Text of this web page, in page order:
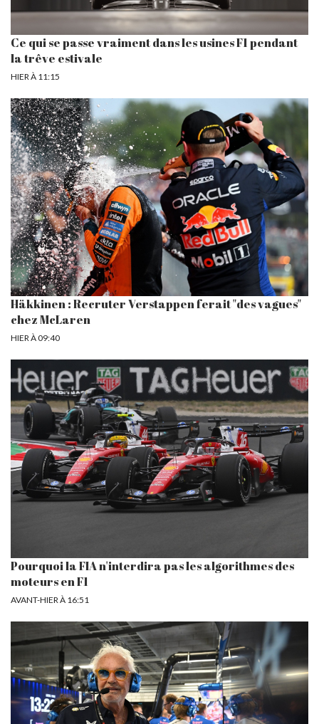
Ce qui se passe vraiment dans les usines F1 pendant
la trêve estivale
HIER À 11:15
Häkkinen : Recruter Verstappen ferait "des vagues"
chez McLaren
HIER À 09:40
Pourquoi la FIA n'interdira pas les algorithmes des
moteurs en F1
AVANT-HIER À 16:51